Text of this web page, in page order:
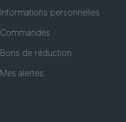
Informations personnelles
Commandes
Bons de réduction
Mes alertes